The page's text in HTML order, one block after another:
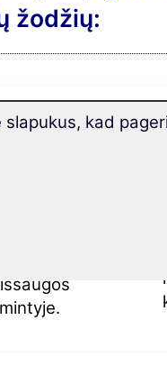
žodžių:
ištarkite naują
kelis
Ar
kad